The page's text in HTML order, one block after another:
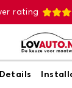
Details